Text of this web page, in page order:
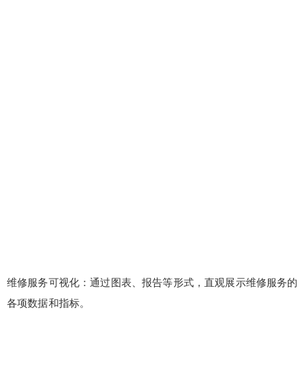
维修服务可视化：通过图表、报告等形式，直观展示维修服务的
各项数据和指标。